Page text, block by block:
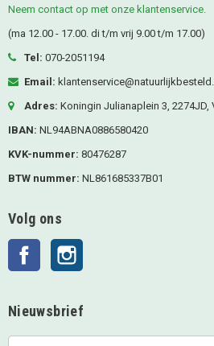
Neem contact op met onze klantenservice.
(ma 12.00 - 17.00. di t/m vrij 9.00 t/m 17.00)
Tel: 070-2051194
Email:
Adres: Koningin Julianaplein 3,
IBAN: NL94ABNA0886580420
KVK-nummer: 80476287
BTW nummer: NL861685337B01
Volg ons
Facebook
Nieuwsbrief